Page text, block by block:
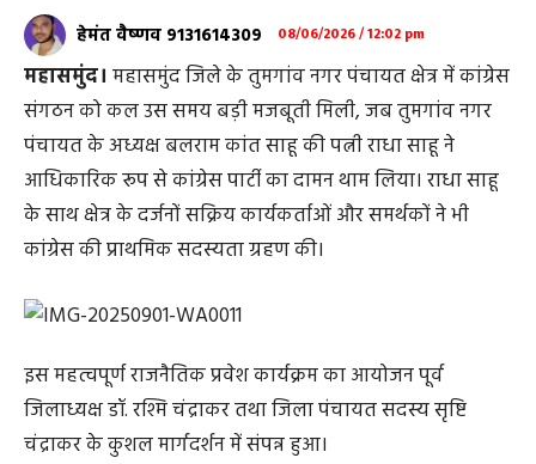
हेमंत वैष्णव 9131614309 08/06/2026 / 12:02 pm
महासमुंद। महासमुंद जिले के तुमगांव नगर पंचायत क्षेत्र में कांग्रेस
संगठन को कल उस समय बड़ी मजबूती मिली, जब तुमगांव नगर
पंचायत के अध्यक्ष बलराम कांत साहू की पत्नी राधा साहू ने
आधिकारिक रूप से कांग्रेस पार्टी का दामन थाम लिया। राधा साहू
के साथ क्षेत्र के दर्जनों सक्रिय कार्यकर्ताओं और समर्थकों ने भी
कांग्रेस की प्राथमिक सदस्यता ग्रहण की।
इस महत्वपूर्ण राजनैतिक प्रवेश कार्यक्रम का आयोजन पूर्व
जिलाध्यक्ष डॉ. रश्मि चंद्राकर तथा जिला पंचायत सदस्य सृष्टि
चंद्राकर के कुशल मार्गदर्शन में संपन्न हुआ।